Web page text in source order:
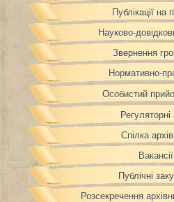
Публікації на
Науково-
Звернення
Нормативно-
Особистий
Регуляторні
Спілка
Вакансії
Публічні
Розсекречення